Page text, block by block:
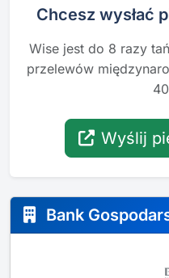
Chcesz wysłać
Wise jest do 8 razy
przelewów
Wyślij
Bank